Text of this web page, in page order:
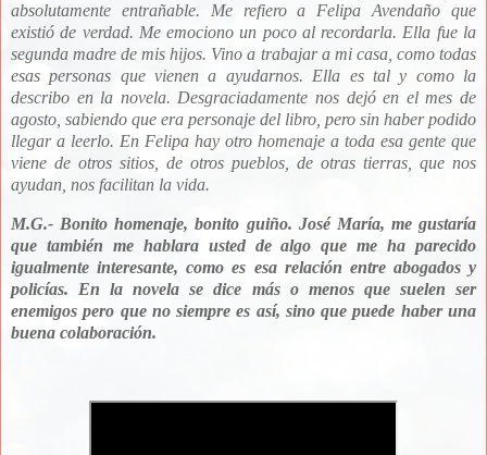
absolutamente entrañable. Me refiero a Felipa Avendaño que
existió de verdad. Me emociono un poco al recordarla. Ella fue la
segunda madre de mis hijos. Vino a trabajar a mi casa, como todas
esas personas que vienen a ayudarnos. Ella es tal y como la
describo en la novela. Desgraciadamente nos dejó en el mes de
agosto, sabiendo que era personaje del libro, pero sin haber podido
llegar a leerlo. En Felipa hay otro homenaje a toda esa gente que
viene de otros sitios, de otros pueblos, de otras tierras, que nos
ayudan, nos facilitan la vida.
M.G.- Bonito homenaje, bonito guiño. José María, me gustaría
que también me hablara usted de algo que me ha parecido
igualmente interesante, como es esa relación entre abogados y
policías. En la novela se dice más o menos que suelen ser
enemigos pero que no siempre es así, sino que puede haber una
buena colaboración.